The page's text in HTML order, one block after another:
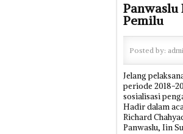
Panwaslu
Pemilu
Posted by:
Jelang
periode 2018-
sosialisasi
Hadir dalam
Richard
Panwaslu, Iin